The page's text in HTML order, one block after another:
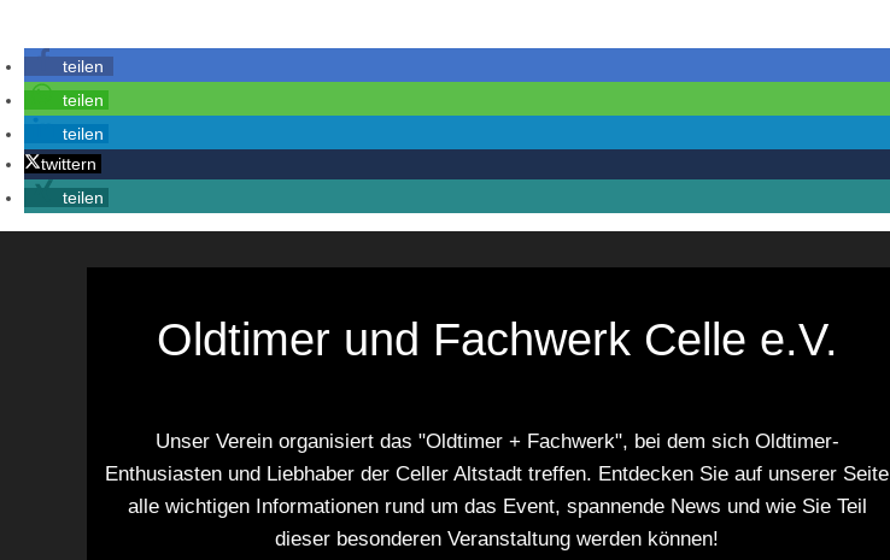
teilen
teilen
teilen
twittern
teilen
Oldtimer und Fachwerk Celle e.V.
Unser Verein organisiert das "Oldtimer + Fachwerk", bei dem sich Oldtimer-
Enthusiasten und Liebhaber der Celler Altstadt treffen. Entdecken Sie auf unserer Seite
alle wichtigen Informationen rund um das Event, spannende News und wie Sie Teil
dieser besonderen Veranstaltung werden können!